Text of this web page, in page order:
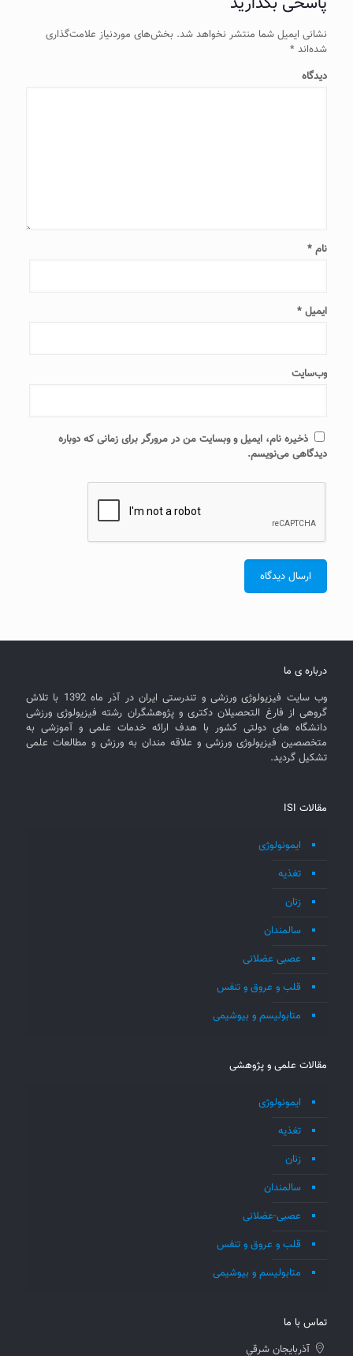
نشانی ایمیل شما منتشر نخواهد شد. بخش‌های موردنیاز علامت‌گذاری
شده‌اند *
دیدگاه
نام *
ایمیل *
وب‌سایت
ذخیره نام، ایمیل و وبسایت من در مرورگر برای زمانی که دوباره
دیدگاهی می‌نویسم.
درباره ی ما
وب سایت فیزیولوژی ورزشی و تندرستی ایران در آذر ماه 1392 با تلاش
گروهی از فارغ التحصیلان دکتری و پژوهشگران رشته فیزیولوژی ورزشی
دانشگاه های دولتی کشور با هدف ارائه خدمات علمی و آموزشی به
متخصصین فیزیولوژی ورزشی و علاقه مندان به ورزش و مطالعات علمی
تشکیل گردید.
مقالات ISI
ایمونولوژی
تغذیه
زنان
سالمندان
عصبی عضلانی
قلب و عروق و تنفس
متابولیسم و بیوشیمی
مقالات علمی و پژوهشی
ایمونولوژی
تغذیه
زنان
سالمندان
عصبی-عضلانی
قلب و عروق و تنفس
متابولیسم و بیوشیمی
تماس با ما
آذربايجان شرقي